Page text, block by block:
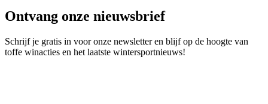
Ontvang onze nieuwsbrief
Schrijf je gratis in voor onze newsletter en blijf op de hoogte van
toffe winacties en het laatste wintersportnieuws!